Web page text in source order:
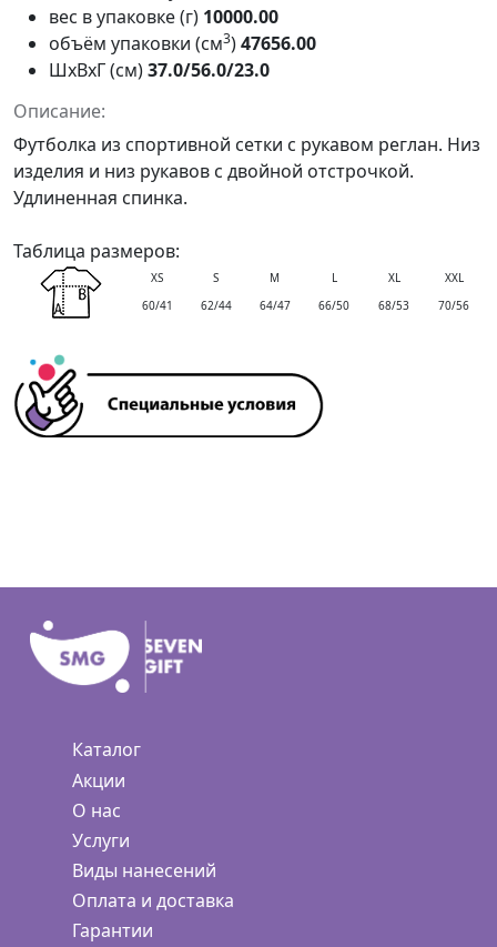
вес в упаковке (г) 10000.00
объём упаковки (см3)47656.00
ШxВxГ (см)37.0/56.0/23.0
Описание:
Футболка из спортивной сетки с рукавом реглан. Низ
изделия и низ рукавов с двойной отстрочкой.
Удлиненная спинка.
Таблица размеров:
XS S M L XL
XXL
60/41
62/44 64/47 66/50 68/53 70/56
Каталог
Акции
О нас
Услуги
Виды нанесений
Оплата и доставка
Гарантии